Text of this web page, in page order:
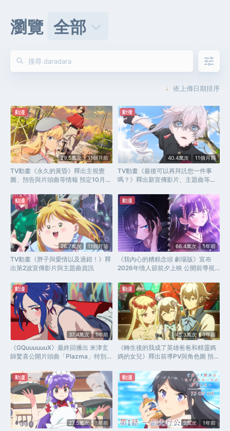
瀏覽 全部keyboard_arrow_down
tune
依上傳日期排序
29.5萬次 11個月前
動漫
TV動畫《永久的黃昏》釋出主視覺
圖、預告與片頭曲等情報 預定10月2
40.4萬次 11個月前
動漫
TV動畫《最後可以再拜託您一件事
嗎？》釋出新宣傳影片、主題曲等情
26.7萬次 11個月前
動漫
TV動畫《胖子與愛情以及過錯！》釋
出第2波宣傳影片與主題曲資訊
66.4萬次 1年前
動漫
《我內心的糟糕念頭 劇場版》宣布
2026年情人節前夕上映 公開前導視
37.4萬次 1年前
動漫
《GQuuuuuuX》最終回播出 米津玄
師驚喜公開片頭曲「Plazma」特別音
45.3萬次 1年前
動漫
《轉生後的我成了英雄爸爸和精靈媽
媽的女兒》釋出前導PV與角色圖 預定
27.5萬次 1年前
動漫
9萬次 1年前
動漫